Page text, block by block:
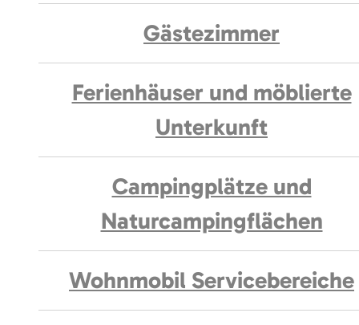
Gästezimmer
Ferienhäuser und möblierte
Unterkunft
Campingplätze und
Naturcampingflächen
Wohnmobil Servicebereiche